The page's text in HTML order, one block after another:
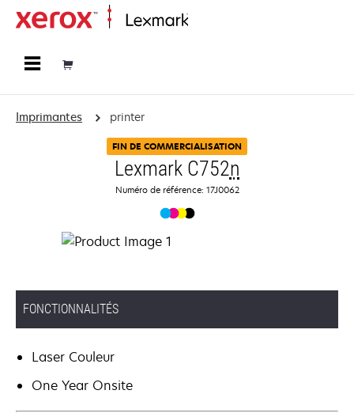
Imprimantes printer
FIN DE COMMERCIALISATION
Lexmark C752n
Numéro de référence: 17J0062
FONCTIONNALITÉS
Laser Couleur
One Year Onsite